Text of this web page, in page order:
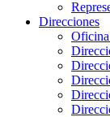
Direcciones